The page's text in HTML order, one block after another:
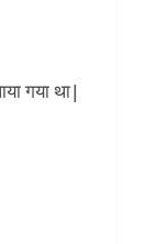
गया था|